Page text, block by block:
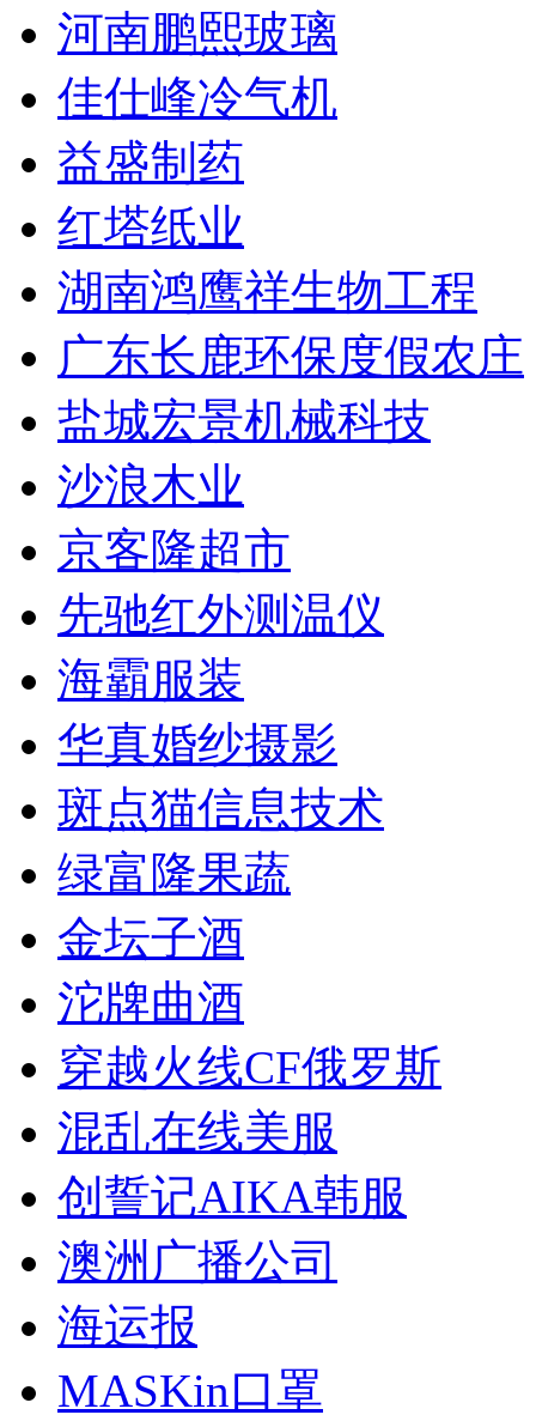
河南鹏熙玻璃
佳仕峰冷气机
益盛制药
红塔纸业
湖南鸿鹰祥生物工程
广东长鹿环保度假农庄
盐城宏景机械科技
沙浪木业
京客隆超市
先驰红外测温仪
海霸服装
华真婚纱摄影
斑点猫信息技术
绿富隆果蔬
金坛子酒
沱牌曲酒
穿越火线CF俄罗斯
混乱在线美服
创誓记AIKA韩服
澳洲广播公司
海运报
MASKin口罩